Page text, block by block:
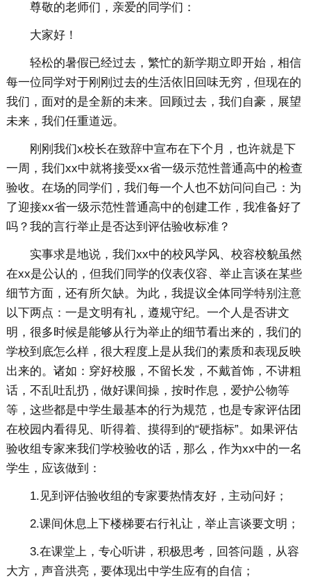
尊敬的老师们，亲爱的同学们：
大家好！
轻松的暑假已经过去，繁忙的新学期立即开始，相信
每一位同学对于刚刚过去的生活依旧回味无穷，但现在的
我们，面对的是全新的未来。回顾过去，我们自豪，展望
未来，我们任重道远。
刚刚我们x校长在致辞中宣布在下个月，也许就是下
一周，我们xx中就将接受xx省一级示范性普通高中的检查
验收。在场的同学们，我们每一个人也不妨问问自己：为
了迎接xx省一级示范性普通高中的创建工作，我准备好了
吗？我的言行举止是否达到评估验收标准？
实事求是地说，我们xx中的校风学风、校容校貌虽然
在xx是公认的，但我们同学的仪表仪容、举止言谈在某些
细节方面，还有所欠缺。为此，我提议全体同学特别注意
以下两点：一是文明有礼，遵规守纪。一个人是否讲文
明，很多时候是能够从行为举止的细节看出来的，我们的
学校到底怎么样，很大程度上是从我们的素质和表现反映
出来的。诸如：穿好校服，不留长发，不戴首饰，不讲粗
话，不乱吐乱扔，做好课间操，按时作息，爱护公物等
等，这些都是中学生最基本的行为规范，也是专家评估团
在校园内看得见、听得着、摸得到的“硬指标”。如果评估
验收组专家来我们学校验收的话，那么，作为xx中的一名
学生，应该做到：
1.见到评估验收组的专家要热情友好，主动问好；
2.课间休息上下楼梯要右行礼让，举止言谈要文明；
3.在课堂上，专心听讲，积极思考，回答问题，从容
大方，声音洪亮，要体现出中学生应有的自信；